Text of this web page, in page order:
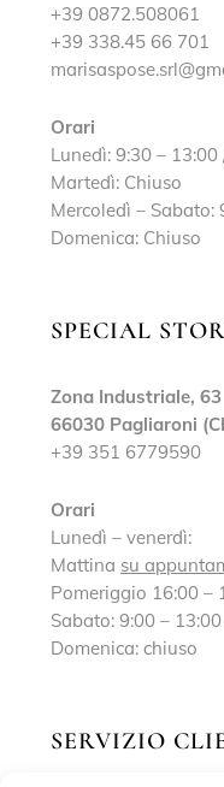
+39 0872.508061
+39 338.45 66 701
Orari
Lunedì: 9:30 –
Martedì: Chiuso
Mercoledì – Sabato:
Domenica: Chiuso
SPECIAL
Zona Industriale, 63
66030 Pagliaroni
+39 351 6779590
Orari
Lunedì – venerdì:
Mattina su
Pomeriggio 16:00 –
Sabato: 9:00 –
Domenica: chiuso
SERVIZIO